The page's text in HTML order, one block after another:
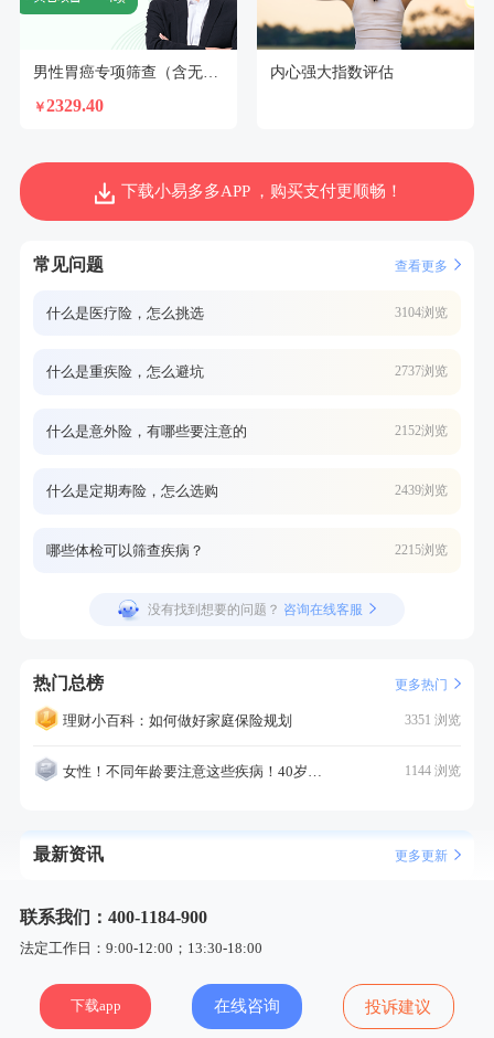
男性胃癌专项筛查（含无痛胃镜）
￥2329.40
内心强大指数评估
下载小易多多APP ，购买支付更顺畅！
常见问题 查看更多
什么是医疗险，怎么挑选 3104浏览
什么是重疾险，怎么避坑 2737浏览
什么是意外险，有哪些要注意的 2152浏览
什么是定期寿险，怎么选购 2439浏览
哪些体检可以筛查疾病？ 2215浏览
没有找到想要的问题？ 咨询在线客服
热门总榜 更多热门
理财小百科：如何做好家庭保险规划 3351 浏览
女性！不同年龄要注意这些疾病！40岁的这个疾病最需要注意！ 1144 浏览
最新资讯 更多更新
联系我们：400-1184-900
法定工作日：9:00-12:00；13:30-18:00
下载app 在线咨询 投诉建议